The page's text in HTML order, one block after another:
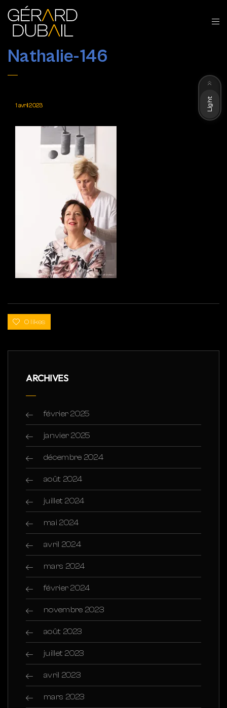
Nathalie-146
1 avril 2023
0 likes
ARCHIVES
février 2025
janvier 2025
décembre 2024
août 2024
juillet 2024
mai 2024
avril 2024
mars 2024
février 2024
novembre 2023
août 2023
juillet 2023
avril 2023
mars 2023
Light
Dark